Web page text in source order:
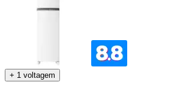
+ 1 voltagem